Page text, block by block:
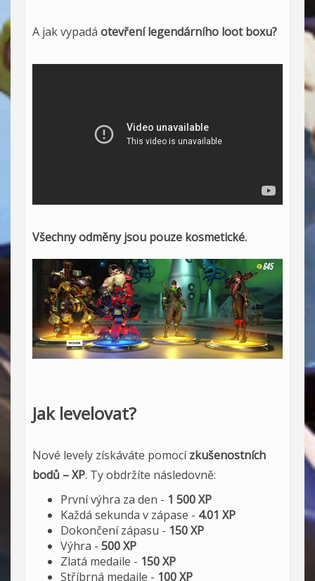
A jak vypadá otevření legendárního loot boxu?
Všechny odměny jsou pouze kosmetické.
Jak levelovat?
Nové levely získáváte pomocízkušenostních
bodů – XP. Ty obdržíte následovně:
První výhra za den - 1 500 XP
Každá sekunda v zápase - 4.01 XP
Dokončení zápasu - 150 XP
Výhra - 500 XP
Zlatá medaile - 150 XP
Stříbrná medaile - 100 XP